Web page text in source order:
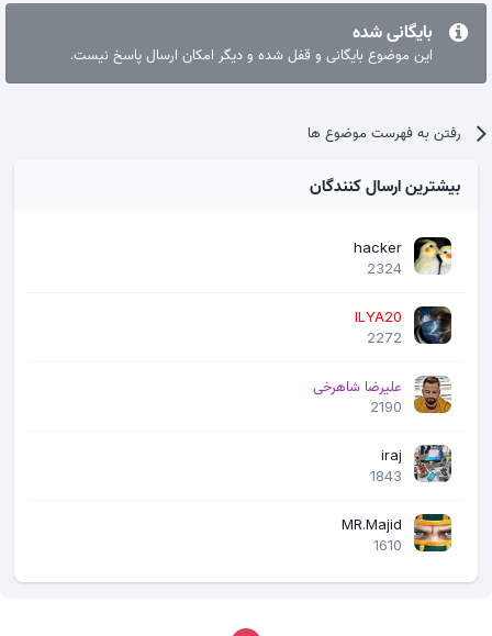
بایگانی شده
این موضوع بایگانی و قفل شده و دیگر امکان ارسال پاسخ نیست.
رفتن به فهرست موضوع ها
بیشترین ارسال کنندگان
hacker
2324
ILYA20
2272
علیرضا شاهرخی
2190
iraj
1843
MR.Majid
1610